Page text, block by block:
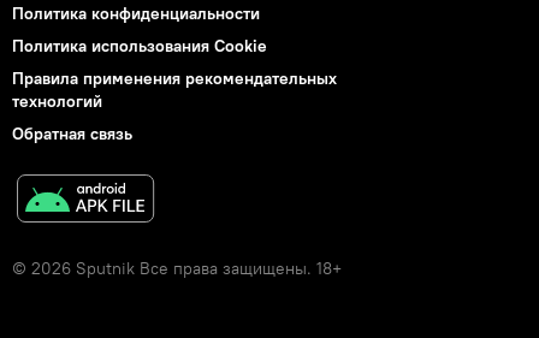
Политика конфиденциальности
Политика использования Cookie
Правила применения рекомендательных
технологий
Обратная связь
© 2026 Sputnik Все права защищены. 18+